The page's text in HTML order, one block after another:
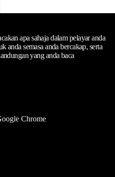
apa sahaja dalam pelayar anda
anda semasa anda bercakap, serta
yang anda baca
Chrome